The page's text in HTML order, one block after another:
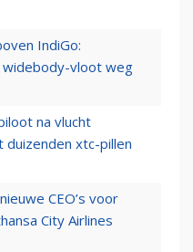
IndiGo:
vloot weg
na vlucht
duizenden xtc-pillen
CEO’s voor
City Airlines